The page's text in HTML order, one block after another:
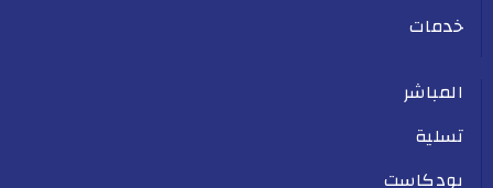
خدمات
المباشر
تسلية
بودكاست